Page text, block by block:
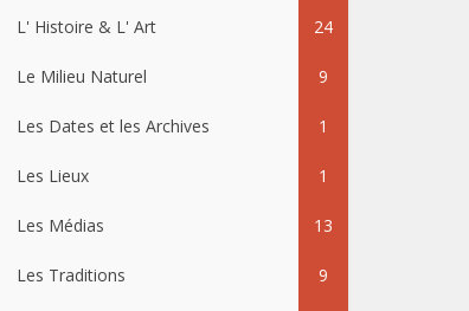
L' Histoire & L' Art 24
Le Milieu Naturel 9
Les Dates et les Archives 1
Les Lieux 1
Les Médias 13
Les Traditions 9